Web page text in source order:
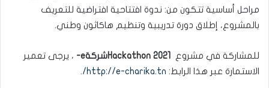
مراحل أساسية تتكون من: ندوة افتتاحية افتراضية للتعريف
بالمشروع، إطلاق دورة تدريبية وتنظيم هاكاثون وطني.
للمشاركة في مشروع Hackathon 2021شركةe-
، يرجى تعمير
الاستمارة عبر هذا الرابط: http://e-charika.tn/
.